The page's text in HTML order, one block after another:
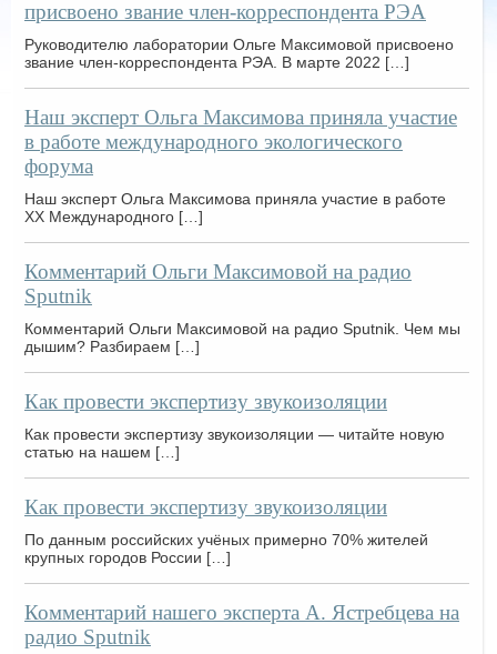
присвоено звание член-корреспондента РЭА
Руководителю лаборатории Ольге Максимовой присвоено
звание член-корреспондента РЭА. В марте 2022 […]
Наш эксперт Ольга Максимова приняла участие
в работе международного экологического
форума
Наш эксперт Ольга Максимова приняла участие в работе
XX Международного […]
Комментарий Ольги Максимовой на радио
Sputnik
Комментарий Ольги Максимовой на радио Sputnik. Чем мы
дышим? Разбираем […]
Как провести экспертизу звукоизоляции
Как провести экспертизу звукоизоляции — читайте новую
статью на нашем […]
Как провести экспертизу звукоизоляции
По данным российских учёных примерно 70% жителей
крупных городов России […]
Комментарий нашего эксперта А. Ястребцева на
радио Sputnik